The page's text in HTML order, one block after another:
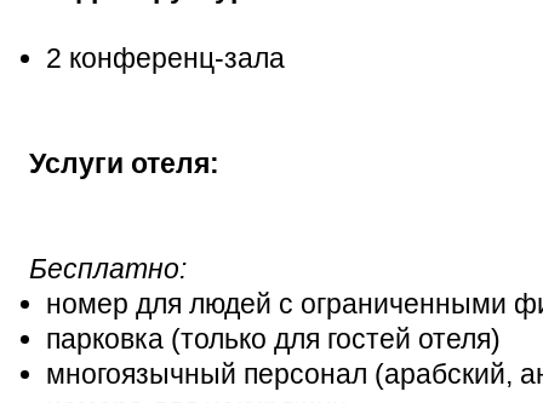
2 конференц-зала
Услуги отеля:
Бесплатно:
номер для людей с ограниченными
парковка (только для гостей отеля)
многоязычный персонал (арабский,